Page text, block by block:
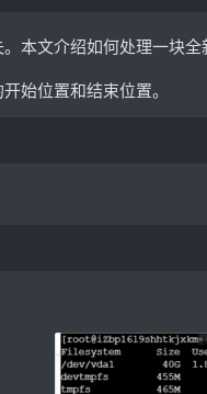
本文介绍如何处理一块
始位置和结束位置。